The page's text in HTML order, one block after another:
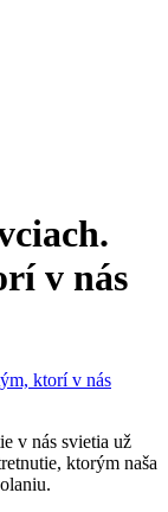
v nás
v nás svietia už
ktorým naša